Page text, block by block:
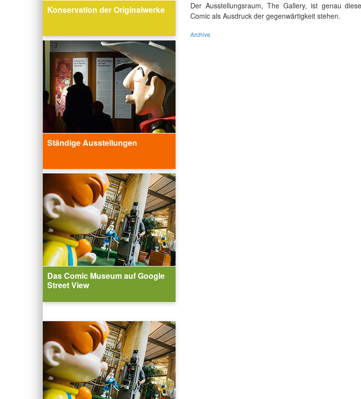
Konservation der Originalwerke
Ständige Ausstellungen
Das Comic Museum auf Google
Street View
Der Ausstellungsraum, The Gallery, ist genau
Comic als Ausdruck der gegenwärtigkeit stehen.
Archive